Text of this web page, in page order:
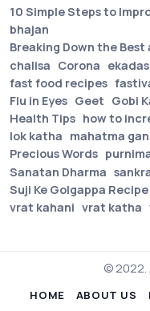
10 Simple Steps to
bhajan
Breaking Down the
chalisa Corona
fast food recipes
Flu in Eyes Geet Gobi
Health Tips how to
lok katha mahatma
Precious Words
Sanatan Dharma
Suji Ke Golgappa Recipe
vrat kahani vrat katha
© 2022.
HOME ABOUT US